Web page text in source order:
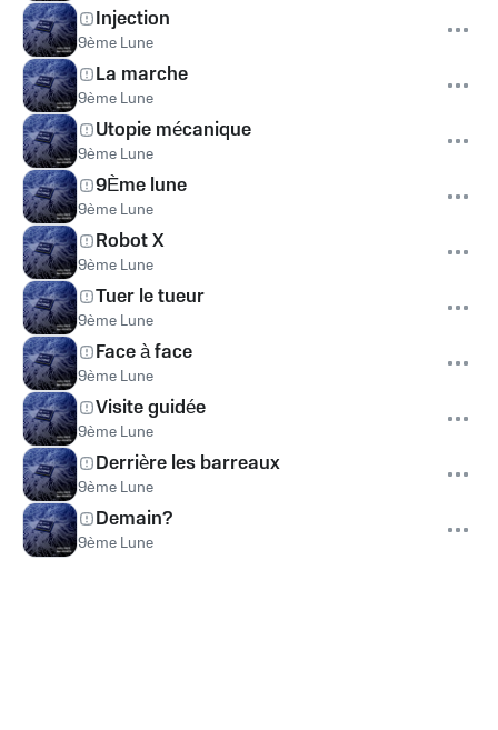
Injection
9ème Lune
La marche
9ème Lune
Utopie mécanique
9ème Lune
9Ème lune
9ème Lune
Robot X
9ème Lune
Tuer le tueur
9ème Lune
Face à face
9ème Lune
Visite guidée
9ème Lune
Derrière les barreaux
9ème Lune
Demain?
9ème Lune